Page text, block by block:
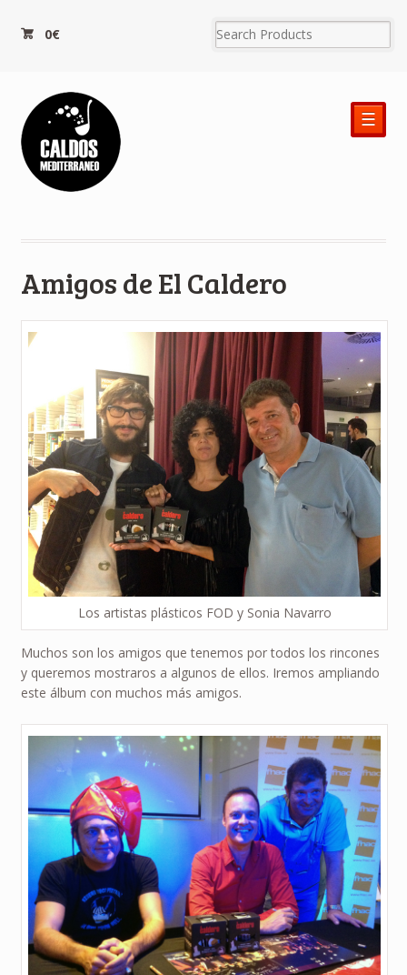
0€
☰
Amigos de El Caldero
Los artistas plásticos FOD y Sonia Navarro
Muchos son los amigos que tenemos por todos los rincones
y queremos mostraros a algunos de ellos. Iremos ampliando
este álbum con muchos más amigos.